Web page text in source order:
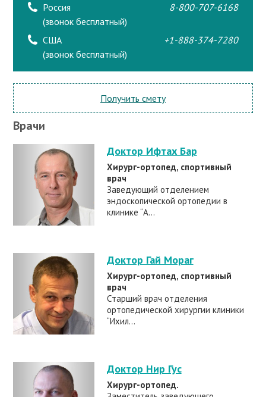
Россия
(звонок бесплатный)
8-800-707-6168
США
(звонок бесплатный)
+1-888-374-7280
Получить смету
Врачи
Доктор Ифтах Бар
Хирург-ортопед, спортивный
врач
Заведующий отделением
эндоскопической ортопедии в
клинике “А...
Доктор Гай Мораг
Хирург-ортопед, спортивный
врач
Cтарший врач отделения
ортопедической хирургии клиники
“Ихил...
Доктор Нир Гус
Хирург-ортопед.